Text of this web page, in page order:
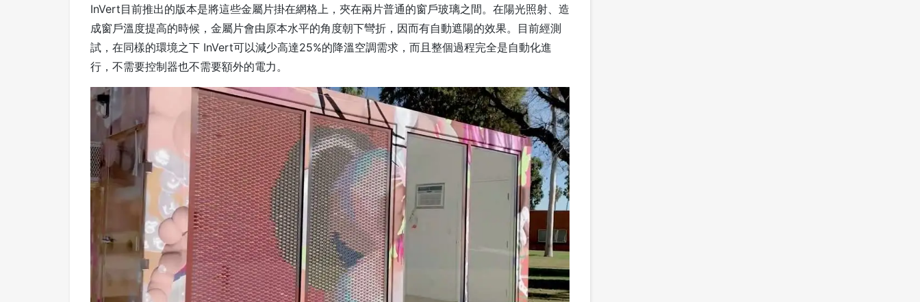
InVert目前推出的版本是將這些金屬片掛在網格上，夾在兩片普通的窗戶玻璃之間。在陽光照射、造
成窗戶溫度提高的時候，金屬片會由原本水平的角度朝下彎折，因而有自動遮陽的效果。目前經測
試，在同樣的環境之下 InVert可以減少高達25%的降溫空調需求，而且整個過程完全是自動化進
行，不需要控制器也不需要額外的電力。